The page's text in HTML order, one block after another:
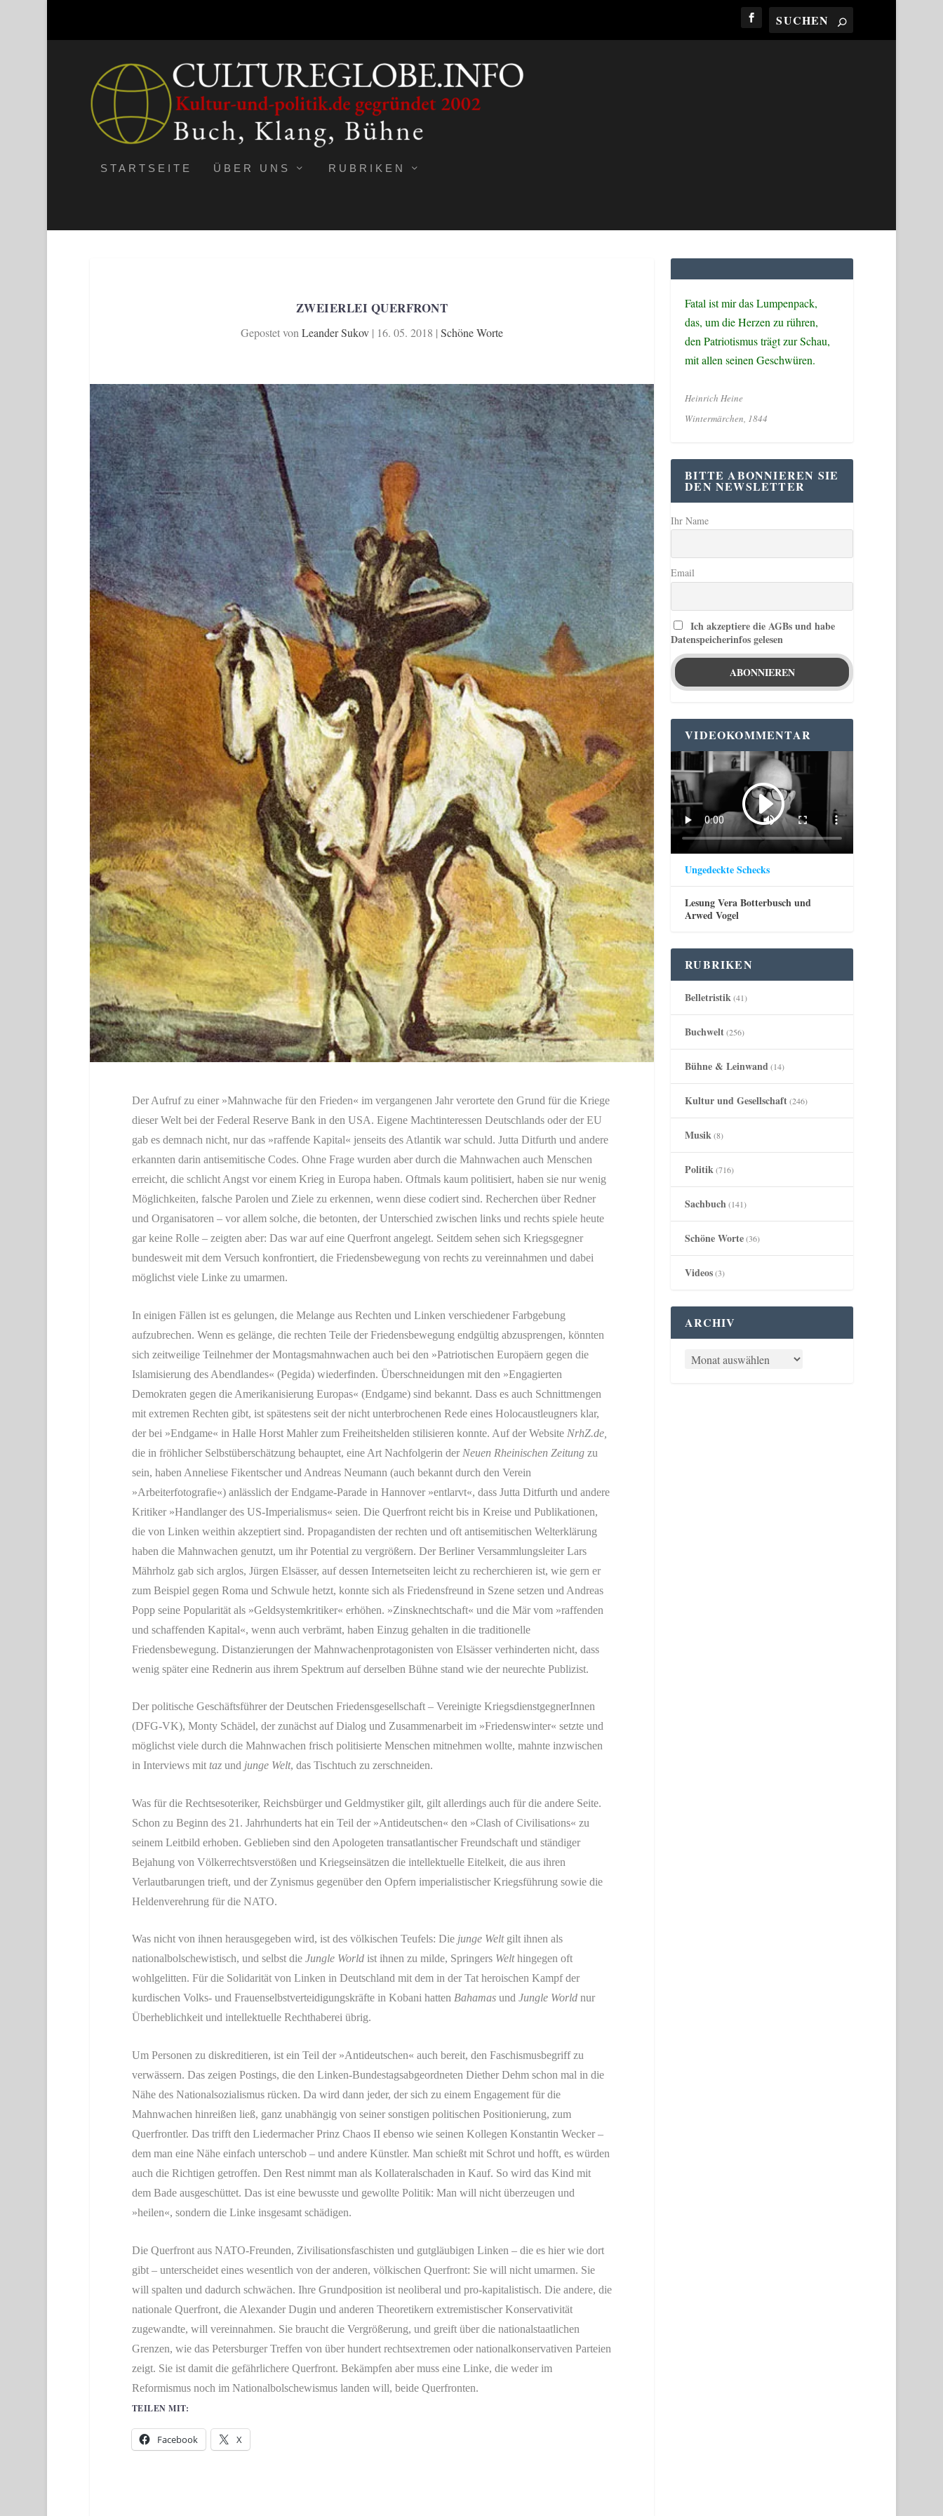
STARTSEITE ÜBER UNS RUBRIKEN
ZWEIERLEI QUERFRONT
Gepostet von Leander Sukov| 16. 05. 2018 | Schöne Worte
Der Aufruf zu einer »Mahnwache für den Frieden« im vergangenen Jahr verortete den Grund für die Kriege
dieser Welt bei der Federal Reserve Bank in den USA. Eigene Machtinteressen Deutschlands oder der EU
gab es demnach nicht, nur das »raffende Kapital« jenseits des Atlantik war schuld. Jutta Ditfurth und andere
erkannten darin antisemitische Codes. Ohne Frage wurden aber durch die Mahnwachen auch Menschen
erreicht, die schlicht Angst vor einem Krieg in Europa haben. Oftmals kaum politisiert, haben sie nur wenig
Möglichkeiten, falsche Parolen und Ziele zu erkennen, wenn diese codiert sind. Recherchen über Redner
und Organisatoren – vor allem solche, die betonten, der Unterschied zwischen links und rechts spiele heute
gar keine Rolle – zeigten aber: Das war auf eine Querfront angelegt. Seitdem sehen sich Kriegsgegner
bundesweit mit dem Versuch konfrontiert, die Friedensbewegung von rechts zu vereinnahmen und dabei
möglichst viele Linke zu umarmen.
In einigen Fällen ist es gelungen, die Melange aus Rechten und Linken verschiedener Farbgebung
aufzubrechen. Wenn es gelänge, die rechten Teile der Friedensbewegung endgültig abzusprengen, könnten
sich zeitweilige Teilnehmer der Montagsmahnwachen auch bei den »Patriotischen Europäern gegen die
Islamisierung des Abendlandes« (Pegida) wiederfinden. Überschneidungen mit den »Engagierten
Demokraten gegen die Amerikanisierung Europas« (Endgame) sind bekannt. Dass es auch Schnittmengen
mit extremen Rechten gibt, ist spätestens seit der nicht unterbrochenen Rede eines Holocaustleugners klar,
der bei »Endgame« in Halle Horst Mahler zum Freiheitshelden stilisieren konnte. Auf der Website NrhZ.de,
die in fröhlicher Selbstüberschätzung behauptet, eine Art Nachfolgerin derNeuen Rheinischen Zeitung zu
sein, haben Anneliese Fikentscher und Andreas Neumann (auch bekannt durch den Verein
»Arbeiterfotografie«) anlässlich der Endgame-Parade in Hannover »entlarvt«, dass Jutta Ditfurth und andere
Kritiker »Handlanger des US-Imperialismus« seien. Die Querfront reicht bis in Kreise und Publikationen,
die von Linken weithin akzeptiert sind. Propagandisten der rechten und oft antisemitischen Welterklärung
haben die Mahnwachen genutzt, um ihr Potential zu vergrößern. Der Berliner Versammlungsleiter Lars
Mährholz gab sich arglos, Jürgen Elsässer, auf dessen Internetseiten leicht zu recherchieren ist, wie gern er
zum Beispiel gegen Roma und Schwule hetzt, konnte sich als Friedensfreund in Szene setzen und Andreas
Popp seine Popularität als »Geldsystemkritiker« erhöhen. »Zinsknechtschaft« und die Mär vom »raffenden
und schaffenden Kapital«, wenn auch verbrämt, haben Einzug gehalten in die traditionelle
Friedensbewegung. Distanzierungen der Mahnwachenprotagonisten von Elsässer verhinderten nicht, dass
wenig später eine Rednerin aus ihrem Spektrum auf derselben Bühne stand wie der neurechte Publizist.
Der politische Geschäftsführer der Deutschen Friedensgesellschaft – Vereinigte KriegsdienstgegnerInnen
(DFG-VK), Monty Schädel, der zunächst auf Dialog und Zusammenarbeit im »Friedenswinter« setzte und
möglichst viele durch die Mahnwachen frisch politisierte Menschen mitnehmen wollte, mahnte inzwischen
in Interviews mittazund junge Welt, das Tischtuch zu zerschneiden.
Was für die Rechtsesoteriker, Reichsbürger und Geldmystiker gilt, gilt allerdings auch für die andere Seite.
Schon zu Beginn des 21. Jahrhunderts hat ein Teil der »Antideutschen« den »Clash of Civilisations« zu
seinem Leitbild erhoben. Geblieben sind den Apologeten transatlantischer Freundschaft und ständiger
Bejahung von Völkerrechtsverstößen und Kriegseinsätzen die intellektuelle Eitelkeit, die aus ihren
Verlautbarungen trieft, und der Zynismus gegenüber den Opfern imperialistischer Kriegsführung sowie die
Heldenverehrung für die NATO.
Was nicht von ihnen herausgegeben wird, ist des völkischen Teufels: Diejunge Weltgilt ihnen als
nationalbolschewistisch, und selbst dieJungle Worldist ihnen zu milde, Springers Welthingegen oft
wohlgelitten. Für die Solidarität von Linken in Deutschland mit dem in der Tat heroischen Kampf der
kurdischen Volks- und Frauenselbstverteidigungskräfte in Kobani hatten Bahamasund Jungle World nur
Überheblichkeit und intellektuelle Rechthaberei übrig.
Um Personen zu diskreditieren, ist ein Teil der »Antideutschen« auch bereit, den Faschismusbegriff zu
verwässern. Das zeigen Postings, die den Linken-Bundestagsabgeordneten Diether Dehm schon mal in die
Nähe des Nationalsozialismus rücken. Da wird dann jeder, der sich zu einem Engagement für die
Mahnwachen hinreißen ließ, ganz unabhängig von seiner sonstigen politischen Positionierung, zum
Querfrontler. Das trifft den Liedermacher Prinz Chaos II ebenso wie seinen Kollegen Konstantin Wecker –
dem man eine Nähe einfach unterschob – und andere Künstler. Man schießt mit Schrot und hofft, es würden
auch die Richtigen getroffen. Den Rest nimmt man als Kollateralschaden in Kauf. So wird das Kind mit
dem Bade ausgeschüttet. Das ist eine bewusste und gewollte Politik: Man will nicht überzeugen und
»heilen«, sondern die Linke insgesamt schädigen.
Die Querfront aus NATO-Freunden, Zivilisationsfaschisten und gutgläubigen Linken – die es hier wie dort
gibt – unterscheidet eines wesentlich von der anderen, völkischen Querfront: Sie will nicht umarmen. Sie
will spalten und dadurch schwächen. Ihre Grundposition ist neoliberal und pro-kapitalistisch. Die andere, die
nationale Querfront, die Alexander Dugin und anderen Theoretikern extremistischer Konservativität
zugewandte, will vereinnahmen. Sie braucht die Vergrößerung, und greift über die nationalstaatlichen
Grenzen, wie das Petersburger Treffen von über hundert rechtsextremen oder nationalkonservativen Parteien
zeigt. Sie ist damit die gefährlichere Querfront. Bekämpfen aber muss eine Linke, die weder im
Reformismus noch im Nationalbolschewismus landen will, beide Querfronten.
TEILEN MIT:
Facebook X
Fatal ist mir das Lumpenpack,
das, um die Herzen zu rühren,
den Patriotismus trägt zur Schau,
mit allen seinen Geschwüren.
Heinrich Heine
Wintermärchen, 1844
BITTE ABONNIEREN SIE
DEN NEWSLETTER
Ihr Name
Email
Ich akzeptiere die AGBs und habe
Datenspeicherinfos gelesen
VIDEOKOMMENTAR
Ungedeckte Schecks
Lesung Vera Botterbusch und
Arwed Vogel
RUBRIKEN
Belletristik(41)
Buchwelt(256)
Bühne & Leinwand(14)
Kultur und Gesellschaft(246)
Musik(8)
Politik(716)
Sachbuch(141)
Schöne Worte(36)
Videos(3)
ARCHIV